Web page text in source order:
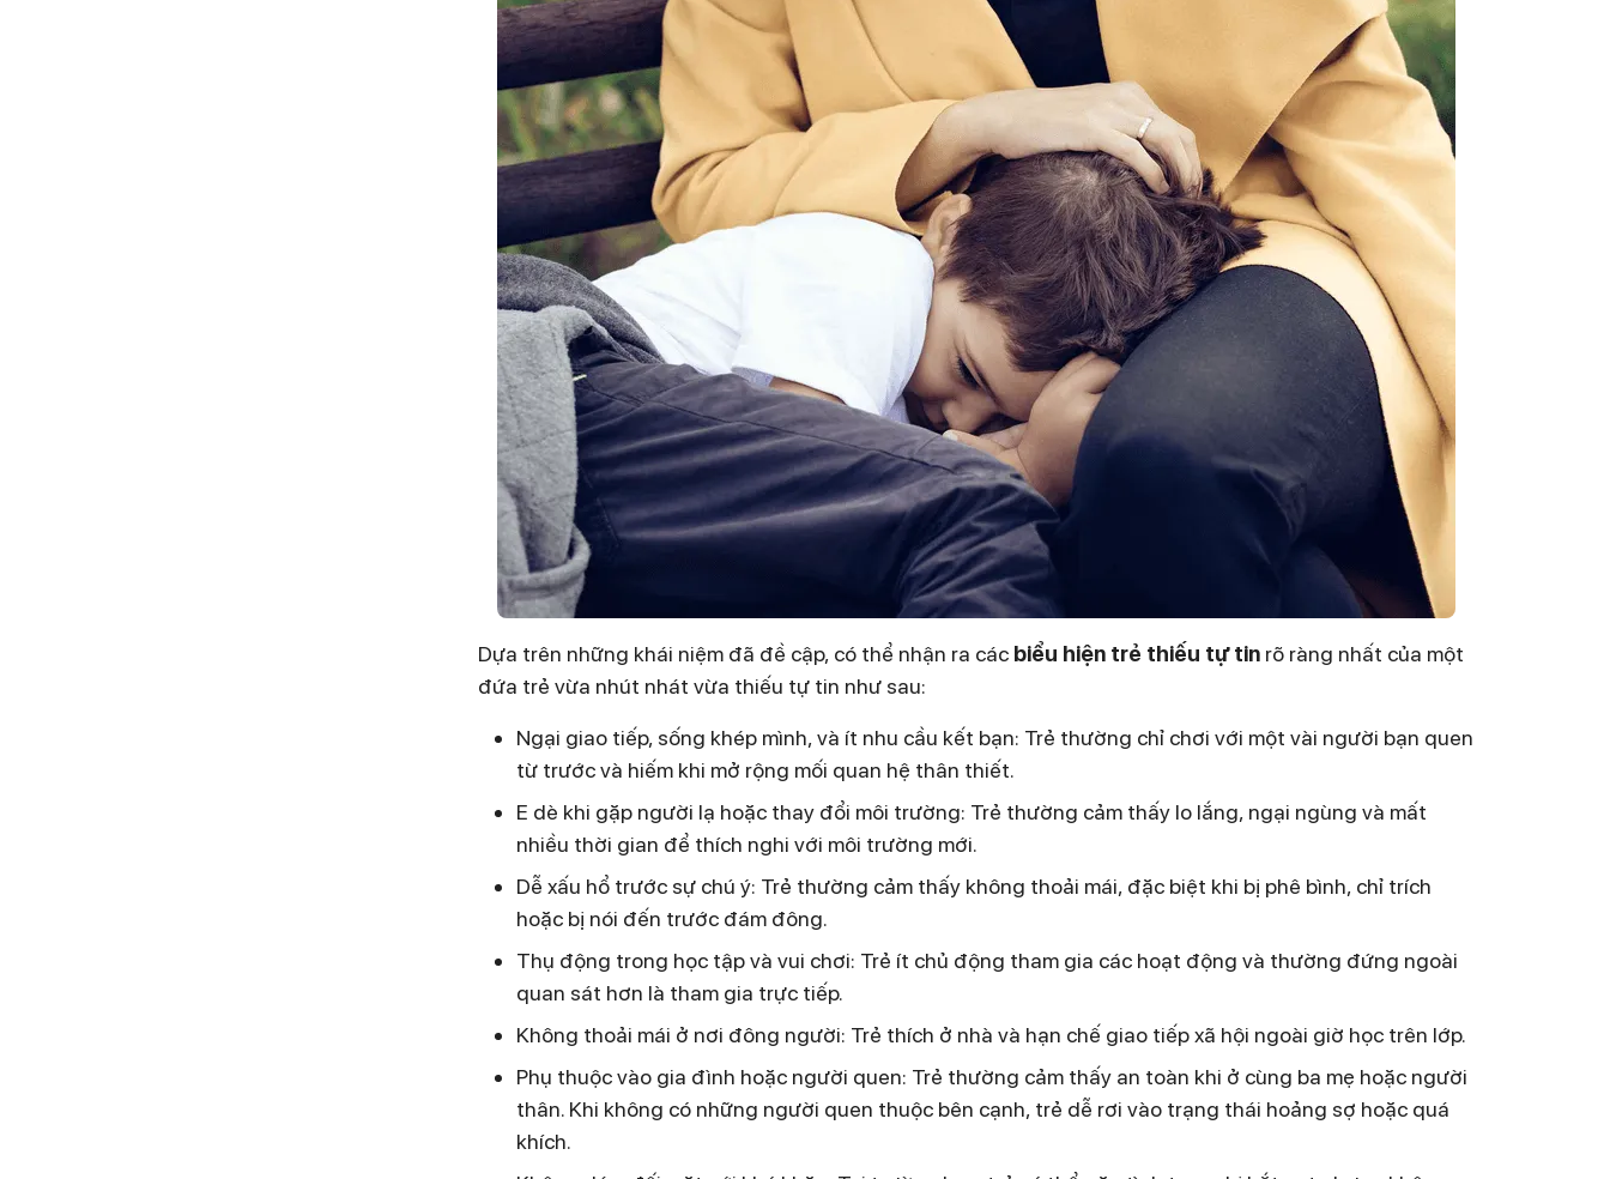
Dựa trên những khái niệm đã đề cập, có thể nhận ra các biểu hiện trẻ thiếu tự tin rõ ràng nhất của một
đứa trẻ vừa nhút nhát vừa thiếu tự tin như sau:
Ngại giao tiếp, sống khép mình, và ít nhu cầu kết bạn: Trẻ thường chỉ chơi với một vài người bạn quen
từ trước và hiếm khi mở rộng mối quan hệ thân thiết.
E dè khi gặp người lạ hoặc thay đổi môi trường: Trẻ thường cảm thấy lo lắng, ngại ngùng và mất
nhiều thời gian để thích nghi với môi trường mới.
Dễ xấu hổ trước sự chú ý: Trẻ thường cảm thấy không thoải mái, đặc biệt khi bị phê bình, chỉ trích
hoặc bị nói đến trước đám đông.
Thụ động trong học tập và vui chơi: Trẻ ít chủ động tham gia các hoạt động và thường đứng ngoài
quan sát hơn là tham gia trực tiếp.
Không thoải mái ở nơi đông người: Trẻ thích ở nhà và hạn chế giao tiếp xã hội ngoài giờ học trên lớp.
Phụ thuộc vào gia đình hoặc người quen: Trẻ thường cảm thấy an toàn khi ở cùng ba mẹ hoặc người
thân. Khi không có những người quen thuộc bên cạnh, trẻ dễ rơi vào trạng thái hoảng sợ hoặc quá
khích.